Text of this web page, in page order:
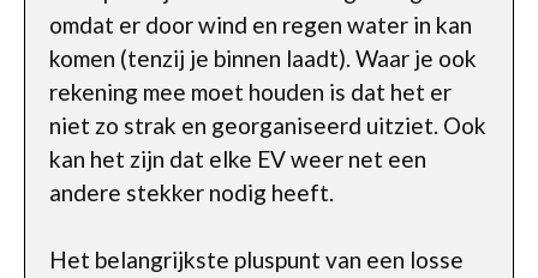
omdat er door wind en regen water in kan
komen (tenzij je binnen laadt). Waar je ook
rekening mee moet houden is dat het er
niet zo strak en georganiseerd uitziet. Ook
kan het zijn dat elke EV weer net een
andere stekker nodig heeft.
Het belangrijkste pluspunt van een losse